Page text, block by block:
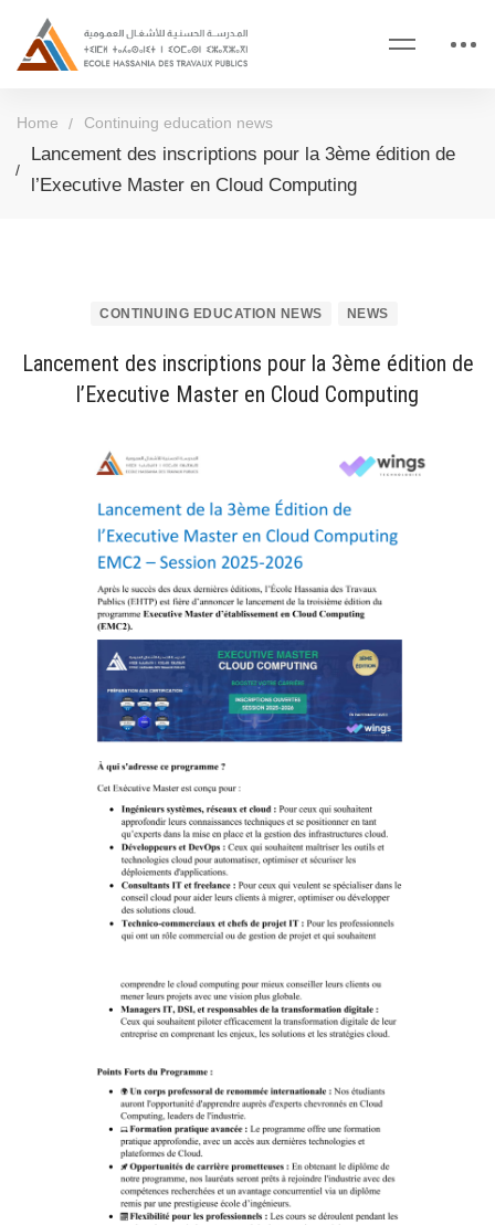
Home Continuing education news
Lancement des inscriptions pour la 3ème édition de
l’Executive Master en Cloud Computing
CONTINUING EDUCATION NEWS NEWS
Lancement des inscriptions pour la 3ème édition de
l’Executive Master en Cloud Computing